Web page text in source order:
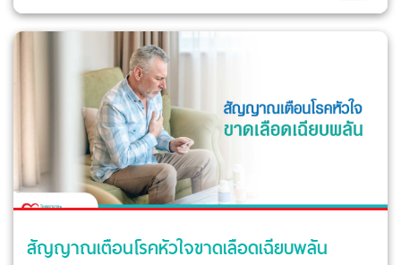
สัญญาณเตือนโรคหัวใจขาดเลือดเฉียบพลัน